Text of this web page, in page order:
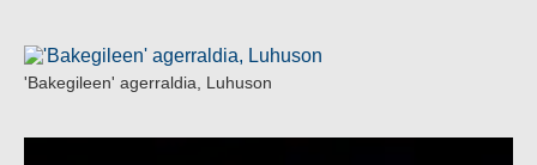
'Bakegileen' agerraldia, Luhuson